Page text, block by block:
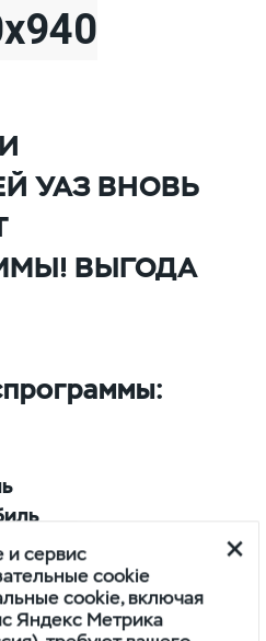
УАЗ ВНОВЬ
ВЫГОДА
системы
и сервис
cookie
cookie, включая
Яндекс Метрика